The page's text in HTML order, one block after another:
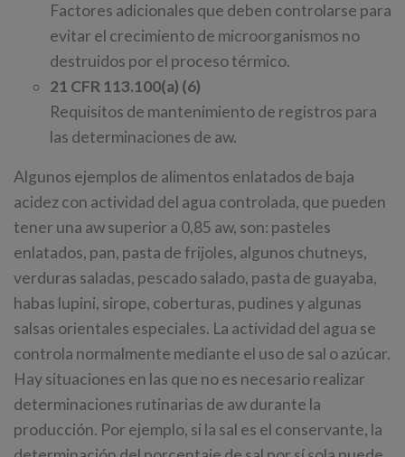
Factores adicionales que deben controlarse para
evitar el crecimiento de microorganismos no
destruidos por el proceso térmico.
21 CFR 113.100(a) (6)
Requisitos de mantenimiento de registros para
las determinaciones de aw.
Algunos ejemplos de alimentos enlatados de baja
acidez con actividad del agua controlada, que pueden
tener una aw superior a 0,85 aw, son: pasteles
enlatados, pan, pasta de frijoles, algunos chutneys,
verduras saladas, pescado salado, pasta de guayaba,
habas lupini, sirope, coberturas, pudines y algunas
salsas orientales especiales. La actividad del agua se
controla normalmente mediante el uso de sal o azúcar.
Hay situaciones en las que no es necesario realizar
determinaciones rutinarias de aw durante la
producción. Por ejemplo, si la sal es el conservante, la